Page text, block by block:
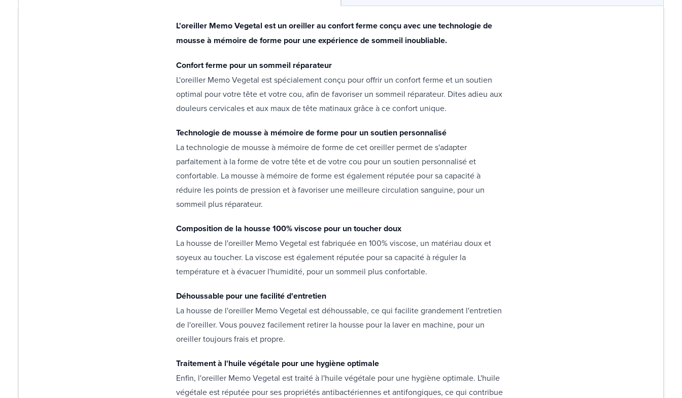
L'oreiller Memo Vegetal est un oreiller au confort ferme conçu avec une technologie de
mousse à mémoire de forme pour une expérience de sommeil inoubliable.
Confort ferme pour un sommeil réparateur
L'oreiller Memo Vegetal est spécialement conçu pour offrir un confort ferme et un soutien
optimal pour votre tête et votre cou, afin de favoriser un sommeil réparateur. Dites adieu aux
douleurs cervicales et aux maux de tête matinaux grâce à ce confort unique.
Technologie de mousse à mémoire de forme pour un soutien personnalisé
La technologie de mousse à mémoire de forme de cet oreiller permet de s'adapter
parfaitement à la forme de votre tête et de votre cou pour un soutien personnalisé et
confortable. La mousse à mémoire de forme est également réputée pour sa capacité à
réduire les points de pression et à favoriser une meilleure circulation sanguine, pour un
sommeil plus réparateur.
Composition de la housse 100% viscose pour un toucher doux
La housse de l'oreiller Memo Vegetal est fabriquée en 100% viscose, un matériau doux et
soyeux au toucher. La viscose est également réputée pour sa capacité à réguler la
température et à évacuer l'humidité, pour un sommeil plus confortable.
Déhoussable pour une facilité d'entretien
La housse de l'oreiller Memo Vegetal est déhoussable, ce qui facilite grandement l'entretien
de l'oreiller. Vous pouvez facilement retirer la housse pour la laver en machine, pour un
oreiller toujours frais et propre.
Traitement à l'huile végétale pour une hygiène optimale
Enfin, l'oreiller Memo Vegetal est traité à l'huile végétale pour une hygiène optimale. L'huile
végétale est réputée pour ses propriétés antibactériennes et antifongiques, ce qui contribue